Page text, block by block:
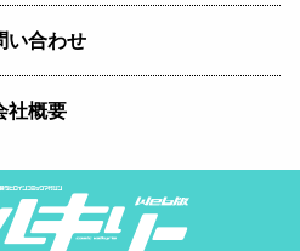
い合わせ
社概要